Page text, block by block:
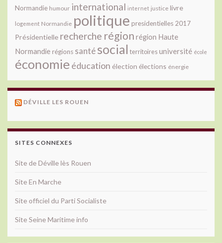
Normandie humour international internet justice livre
logement Normandie politique presidentielles 2017
Présidentielle recherche région région Haute
Normandie régions santésocial territoiresuniversité école
économie éducation élection élections énergie
DÉVILLE LES ROUEN
SITES CONNEXES
Site de Déville lès Rouen
Site En Marche
Site officiel du Parti Socialiste
Site Seine Maritime info